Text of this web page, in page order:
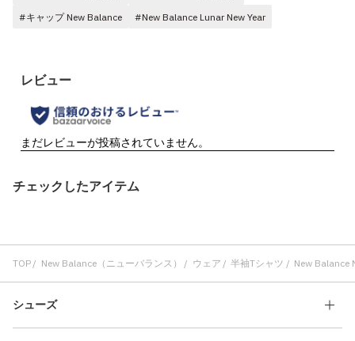
#キャップ New Balance
#New Balance Lunar New Year
チェックしたアイテム
TOP New Balance（ニューバランス） ウェア 半袖Tシャツ New Balance
シューズ